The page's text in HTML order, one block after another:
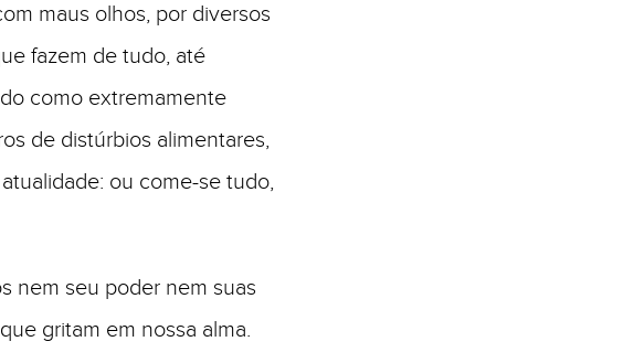
maus olhos, por diversos
fazem de tudo, até
como extremamente
de distúrbios alimentares,
ou come-se tudo,
nem seu poder nem suas
gritam em nossa alma.